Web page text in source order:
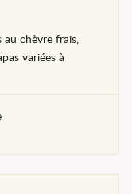
chèvre frais,
variées à